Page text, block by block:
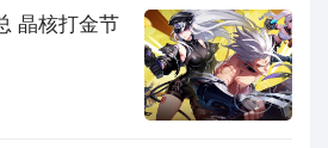
晶核打金节